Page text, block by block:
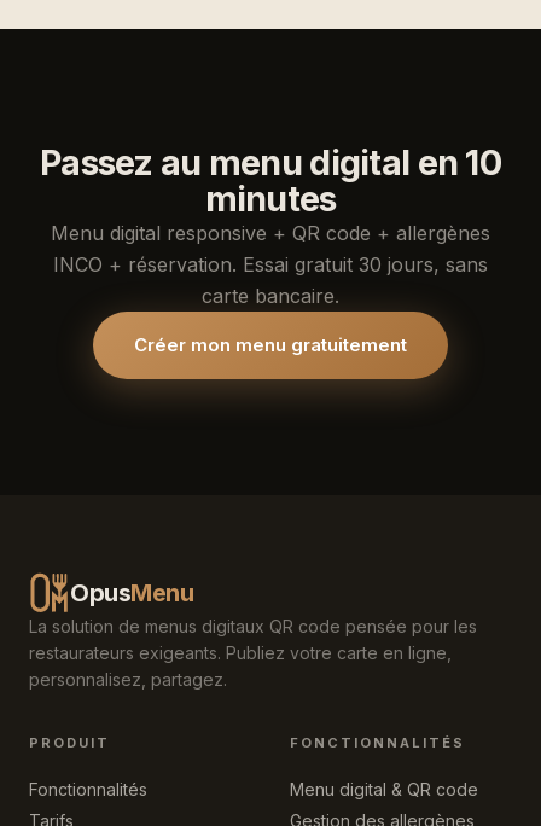
Passez au menu digital en 10
minutes
Menu digital responsive + QR code + allergènes
INCO + réservation. Essai gratuit 30 jours, sans
carte bancaire.
Créer mon menu gratuitement
OpusMenu
La solution de menus digitaux QR code pensée pour les
restaurateurs exigeants. Publiez votre carte en ligne,
personnalisez, partagez.
PRODUIT
Fonctionnalités
Tarifs
FONCTIONNALITÉS
Menu digital & QR code
Gestion des allergènes